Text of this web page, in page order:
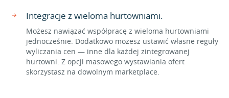
Integracje z wieloma hurtowniami.
Możesz nawiązać współpracę z wieloma hurtowniami
jednocześnie. Dodatkowo możesz ustawić własne reguły
wyliczania cen — inne dla każdej zintegrowanej
hurtowni. Z opcji masowego wystawiania ofert
skorzystasz na dowolnym marketplace.